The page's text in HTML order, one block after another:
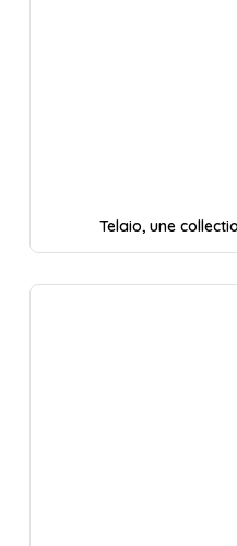
Telaio, une